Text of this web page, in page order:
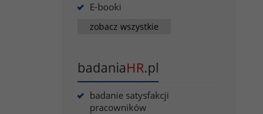
E-booki
zobacz wszystkie
badaniaHR.pl
badanie satysfakcji
pracowników